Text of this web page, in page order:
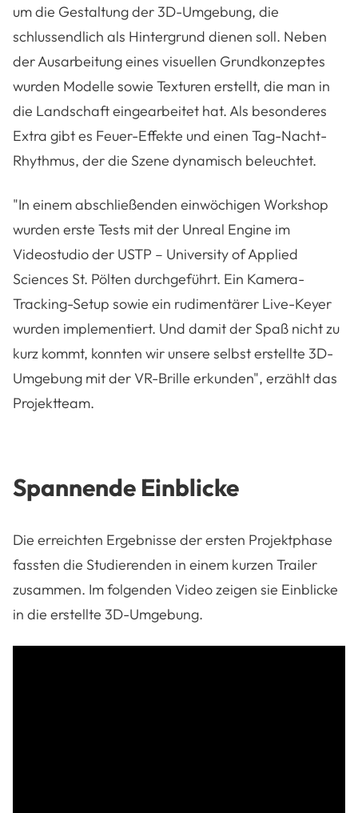
um die Gestaltung der 3D-Umgebung, die
schlussendlich als Hintergrund dienen soll. Neben
der Ausarbeitung eines visuellen Grundkonzeptes
wurden Modelle sowie Texturen erstellt, die man in
die Landschaft eingearbeitet hat. Als besonderes
Extra gibt es Feuer-Effekte und einen Tag-Nacht-
Rhythmus, der die Szene dynamisch beleuchtet.
"In einem abschließenden einwöchigen Workshop
wurden erste Tests mit der Unreal Engine im
Videostudio der USTP – University of Applied
Sciences St. Pölten durchgeführt. Ein Kamera-
Tracking-Setup sowie ein rudimentärer Live-Keyer
wurden implementiert. Und damit der Spaß nicht zu
kurz kommt, konnten wir unsere selbst erstellte 3D-
Umgebung mit der VR-Brille erkunden", erzählt das
Projektteam.
Spannende Einblicke
Die erreichten Ergebnisse der ersten Projektphase
fassten die Studierenden in einem kurzen Trailer
zusammen. Im folgenden Video zeigen sie Einblicke
in die erstellte 3D-Umgebung.